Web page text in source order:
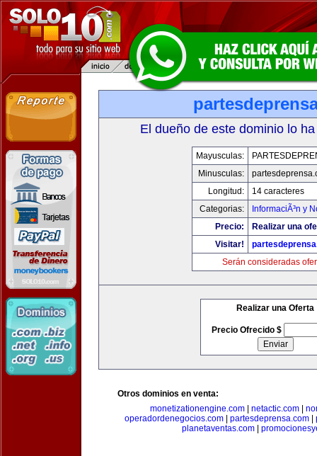
El dueño de este dominio lo
Mayusculas:
Minusculas:
Longitud:
14 caracteres
Categorias:
InformaciÃ³n y
Precio:
Realizar una
Visitar!
Serán consideradas
Realizar una Oferta
Precio Ofrecido $
Otros dominios en venta:
monetizationengine.com| netactic.com|
operadordenegocios.com
partesdeprensa.com
planetaventas.com